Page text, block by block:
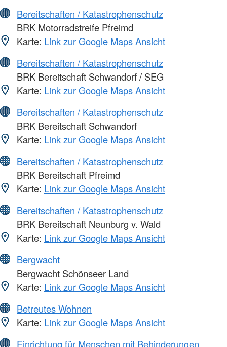
Bereitschaften / Katastrophenschutz
BRK Motorradstreife Pfreimd
Karte: Link zur Google Maps Ansicht
Bereitschaften / Katastrophenschutz
BRK Bereitschaft Schwandorf / SEG
Karte: Link zur Google Maps Ansicht
Bereitschaften / Katastrophenschutz
BRK Bereitschaft Schwandorf
Karte: Link zur Google Maps Ansicht
Bereitschaften / Katastrophenschutz
BRK Bereitschaft Pfreimd
Karte: Link zur Google Maps Ansicht
Bereitschaften / Katastrophenschutz
BRK Bereitschaft Neunburg v. Wald
Karte: Link zur Google Maps Ansicht
Bergwacht
Bergwacht Schönseer Land
Karte: Link zur Google Maps Ansicht
Betreutes Wohnen
Karte: Link zur Google Maps Ansicht
Einrichtung für Menschen mit Behinderungen